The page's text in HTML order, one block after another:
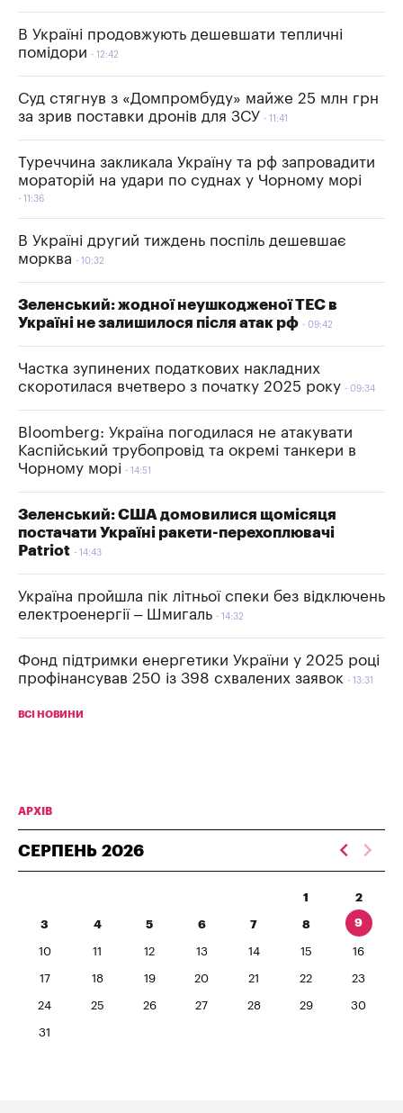
В Україні продовжують дешевшати тепличні
помідори
12:42
Суд стягнув з «Домпромбуду» майже 25 млн грн
за зрив поставки дронів для ЗСУ
11:41
Туреччина закликала Україну та рф запровадити
мораторій на удари по суднах у Чорному морі
11:36
В Україні другий тиждень поспіль дешевшає
морква
10:32
Зеленський: жодної неушкодженої ТЕС в
Україні не залишилося після атак рф
09:42
Частка зупинених податкових накладних
скоротилася вчетверо з початку 2025 року
09:34
Bloomberg: Україна погодилася не атакувати
Каспійський трубопровід та окремі танкери в
Чорному морі
14:51
Зеленський: США домовилися щомісяця
постачати Україні ракети-перехоплювачі
Patriot
14:43
Україна пройшла пік літньої спеки без відключень
електроенергії – Шмигаль
14:32
Фонд підтримки енергетики України у 2025 році
профінансував 250 із 398 схвалених заявок
13:31
ВСІ НОВИНИ
АРХІВ
СЕРПЕНЬ 2026
1 2
3 4 5 6 7 8 9
10 11 12 13 14 15 16
17 18 19 20 21 22 23
24 25 26 27 28 29 30
31